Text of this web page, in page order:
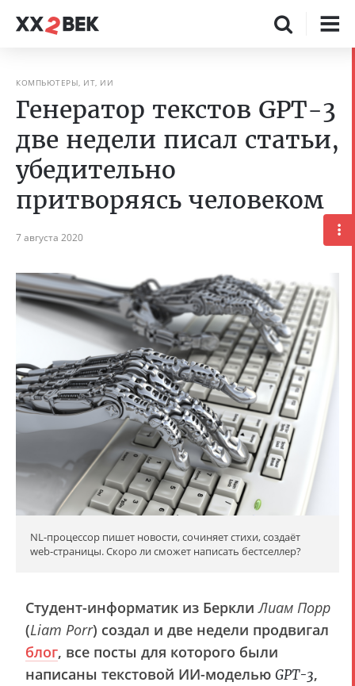
КОМПЬЮТЕРЫ, ИТ, ИИ
Генератор текстов GPT-3
две недели писал статьи,
убедительно
притворяясь человеком
7 августа 2020
NL-процессор пишет новости, сочиняет стихи, создаёт
web-страницы. Скоро ли сможет написать бестселлер?
Студент-информатик из БерклиЛиам Порр
(Liam Porr) создал и две недели продвигал
блог, все посты для которого были
написаны текстовой ИИ-моделью GPT-3,